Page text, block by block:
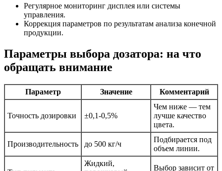
Регулярное мониторинг дисплея или системы
управления.
Коррекция параметров по результатам анализа конечной
продукции.
Параметры выбора дозатора: на что
обращать внимание
Параметр Значение Комментарий
Точность дозировки ±0,1-0,5%
Чем ниже — тем
лучше качество
цвета.
Производительность до 500 кг/ч
Подбирается под
объем линии.
Жидкий,
Выбор зависит от